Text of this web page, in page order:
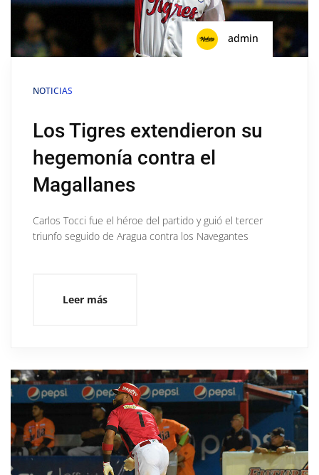
admin
NOTICIAS
Los Tigres extendieron su
hegemonía contra el
Magallanes
Carlos Tocci fue el héroe del partido y guió el tercer
triunfo seguido de Aragua contra los Navegantes
Leer más